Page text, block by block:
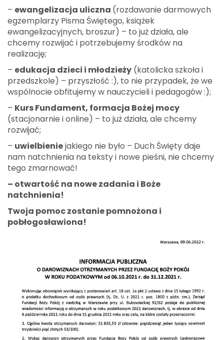
– ewangelizacja uliczna (rozdawanie darmowych
egzemplarzy Pisma Świętego, książek
ewangelizacyjnych, broszur) – to już działa, ale
chcemy rozwijać i potrzebujemy środków na
realizację;
– edukacja dzieci i młodzieży (katolicka szkoła i
przedszkole) – przyszłość :), to nie przypadek, że we
wspólnocie obfitujemy w nauczycieli i pedagogów :);
– Kurs Fundament, formacja Bożej mocy
(stacjonarnie i online) – to już działa, ale chcemy
rozwijać;
– uwielbieniejakiego nie było – Duch Święty daje
nam natchnienia na teksty i nowe pieśni, nie chcemy
tego zmarnować!
– otwartość na nowe zadania i Boże
natchnienia!
Twoja pomoc zostanie pomnożona i
pobłogosławiona!